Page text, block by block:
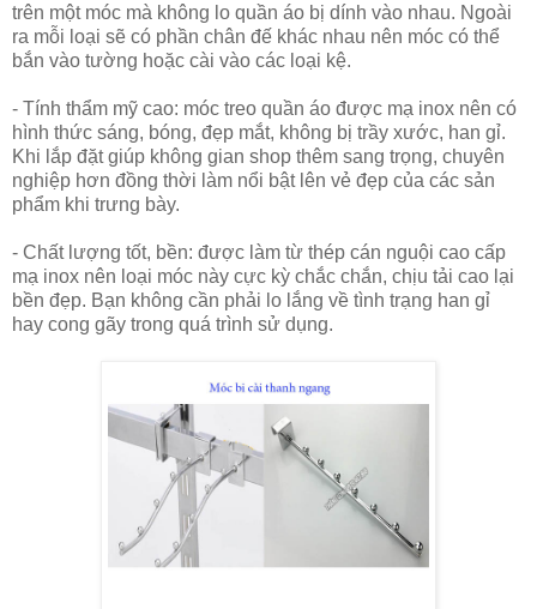
trên một móc mà không lo quần áo bị dính vào nhau. Ngoài
ra mỗi loại sẽ có phần chân đế khác nhau nên móc có thể
bắn vào tường hoặc cài vào các loại kệ.
- Tính thẩm mỹ cao: móc treo quần áo được mạ inox nên có
hình thức sáng, bóng, đẹp mắt, không bị trầy xước, han gỉ.
Khi lắp đặt giúp không gian shop thêm sang trọng, chuyên
nghiệp hơn đồng thời làm nổi bật lên vẻ đẹp của các sản
phẩm khi trưng bày.
- Chất lượng tốt, bền: được làm từ thép cán nguội cao cấp
mạ inox nên loại móc này cực kỳ chắc chắn, chịu tải cao lại
bền đẹp. Bạn không cần phải lo lắng về tình trạng han gỉ
hay cong gãy trong quá trình sử dụng.